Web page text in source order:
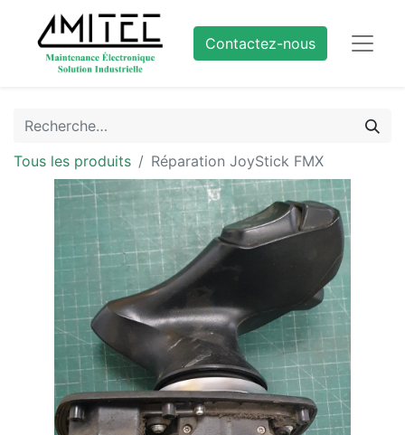
Contactez-nous
Tous les produits Réparation JoyStick FMX